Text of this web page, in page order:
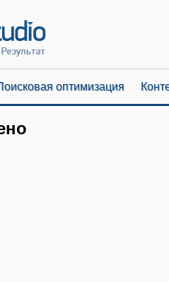
оптимизация